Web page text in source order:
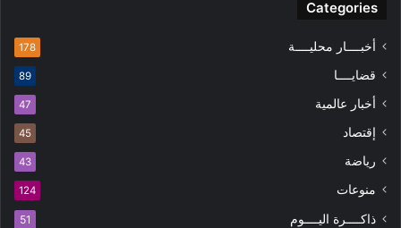
Categories
أخبــــار محليــــة 178
قضايــــا 89
أخبار عالمية 47
إقتصاد 45
رياضة 43
منوعات 124
ذاكــــرة اليــــوم 51